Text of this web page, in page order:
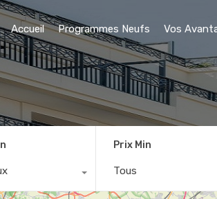
Accueil Programmes Neufs Vos
Prix Min
Tous